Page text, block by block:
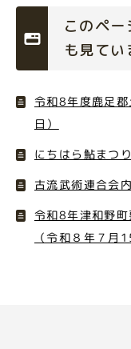
このペ
も見てい
令和8年度鹿足
日）
にちはら鮎まつ
古流武術連合会
令和8年津和野
（令和８年７月